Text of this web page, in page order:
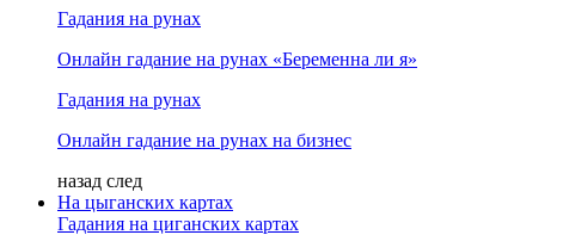
Гадания на рунах
Онлайн гадание на рунах «Беременна ли я»
Гадания на рунах
Онлайн гадание на рунах на бизнес
назад след
На цыганских картах
Гадания на циганских картах